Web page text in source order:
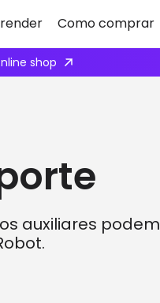
Como comprar
shop
auxiliares podem